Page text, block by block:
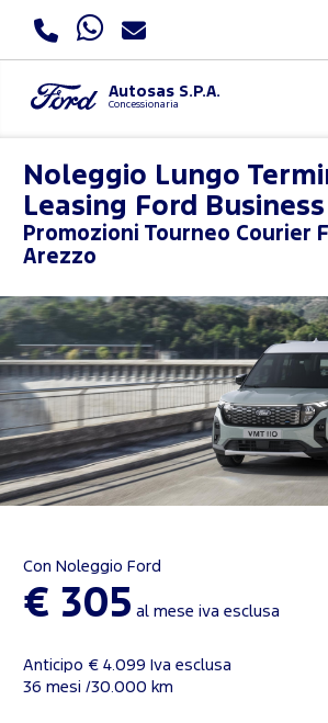
Autosas S.P.A.
Concessionaria
Noleggio Lungo
Leasing Ford Business
Promozioni Tourneo Courier
Arezzo
Con Noleggio Ford
€ 305 al mese iva esclusa
Anticipo € 4.099 Iva esclusa
36 mesi /30.000 km